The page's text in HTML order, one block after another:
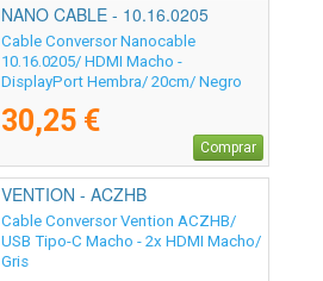
NANO CABLE - 10.16.0205
Cable Conversor Nanocable
10.16.0205/ HDMI Macho -
DisplayPort Hembra/ 20cm/ Negro
30,25 €
Comprar
VENTION - ACZHB
Cable Conversor Vention ACZHB/
USB Tipo-C Macho - 2x HDMI Macho/
Gris